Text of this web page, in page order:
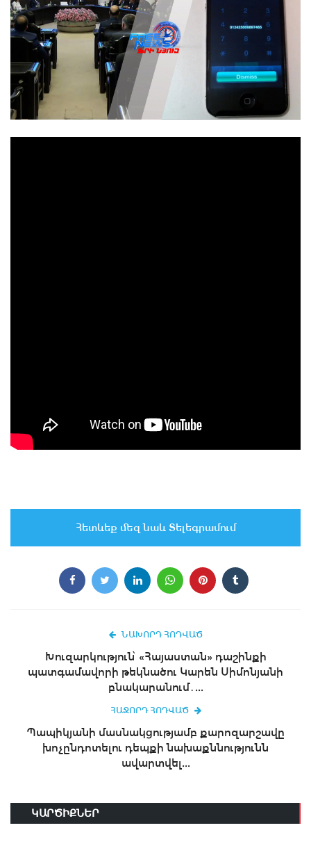
Հետևեք մեզ նաև Տելեգրամում
ՆԱԽՈՐԴ ՀՈԴՎԱԾ
Խուզարկություն՝ «Հայաստան» դաշինքի
պատգամավորի թեկնածու Կարեն Սիմոնյանի
բնակարանում․...
ՀԱՋՈՐԴ ՀՈԴՎԱԾ
Պապիկյանի մասնակցությամբ քարոզարշավը
խոչընդոտելու դեպքի նախաքննությունն
ավարտվել...
ԿԱՐԾԻՔՆԵՐ